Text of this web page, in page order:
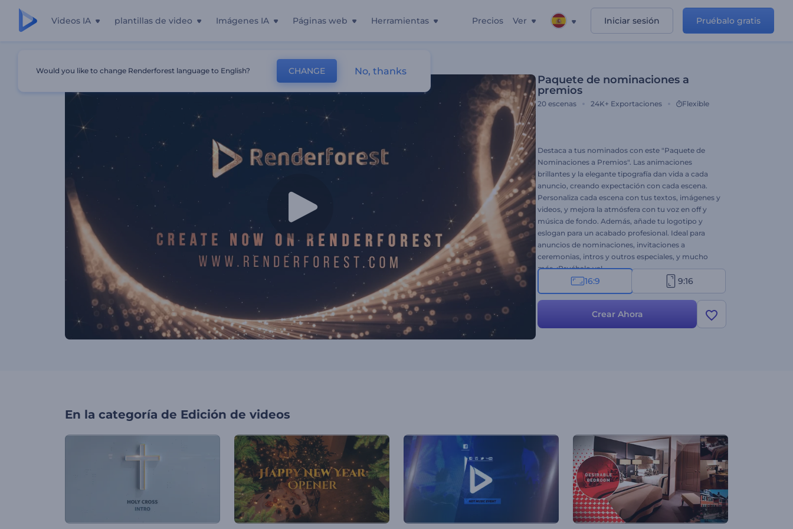
Videos IA plantillas de video Imágenes IA Páginas web Herramientas Precios Ver Iniciar sesión Pruébalo gratis
Paquete de nominaciones a
premios
20 escenas 24K+ Exportaciones Flexible
Destaca a tus nominados con este "Paquete de
Nominaciones a Premios". Las animaciones
brillantes y la elegante tipografía dan vida a cada
anuncio, creando expectación con cada escena.
Personaliza cada escena con tus textos, imágenes y
videos, y mejora la atmósfera con tu voz en off y
música de fondo. Además, añade tu logotipo y
eslogan para un acabado profesional. Ideal para
anuncios de nominaciones, invitaciones a
ceremonias, intros y outros especiales, y mucho
más. ¡Pruébalo ya!
16:9 9:16
Crear Ahora
En la categoría de Edición de videos
Would you like to change Renderforest language to English? CHANGE No, thanks